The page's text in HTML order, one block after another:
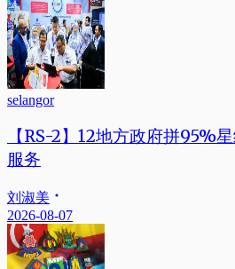
selangor
【RS-2】12地方政府拼95%
服务
刘淑美
2026-08-07